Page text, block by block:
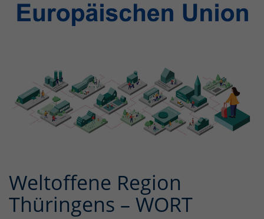
Weltoffene Region
Thüringens – WORT